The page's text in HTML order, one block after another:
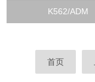
K562/ADM
首页